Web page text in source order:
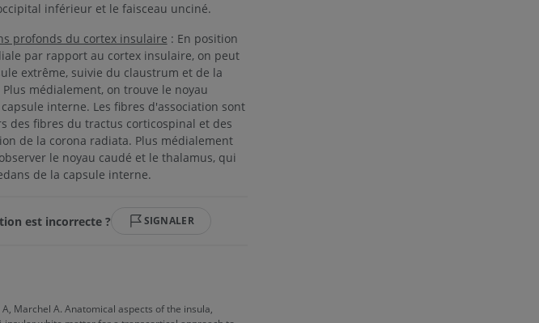
inférieur et le faisceau unciné.
profonds du cortex insulaire : En position
par rapport au cortex insulaire, on peut
extrême, suivie du claustrum et de la
médialement, on trouve le noyau
interne. Les fibres d'association sont
des fibres du tractus corticospinal et des
de la corona radiata. Plus médialement
le noyau caudé et le thalamus, qui
de la capsule interne.
est incorrecte ? SIGNALER
A, Marchel A. Anatomical aspects of the insula,